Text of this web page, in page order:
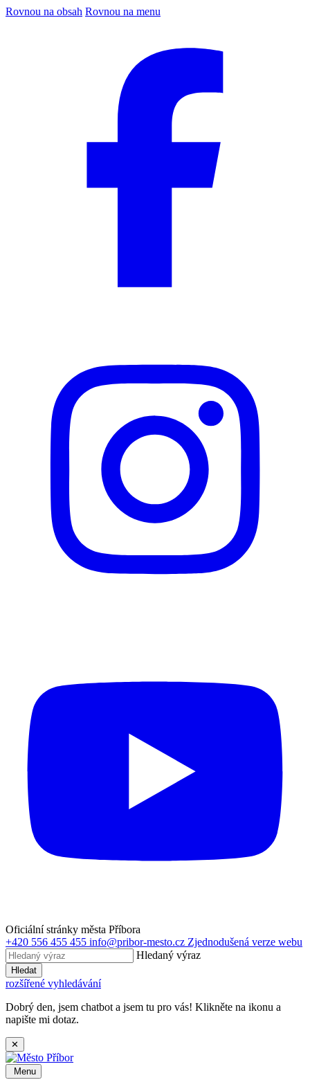
Rovnou na obsah Rovnou na menu
Oficiální stránky města Příbora
+420 556 455 455 info@pribor-mesto.cz Zjednodušená verze webu
Hledaný výraz
Hledat
rozšířené vyhledávání
Dobrý den, jsem chatbot a jsem tu pro vás! Klikněte na ikonu a
napište mi dotaz.
✕
Menu